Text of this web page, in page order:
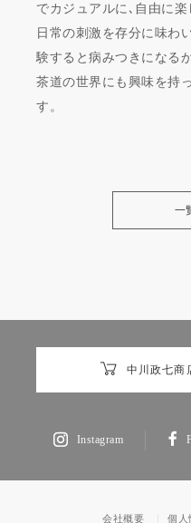
でカジュアルに､自由に
日常の刺激を存分に味わ
験すると病みつきになる
茶道の世界にも興味を持
す。
一
中川政七商
Instagram
会社概要 個人